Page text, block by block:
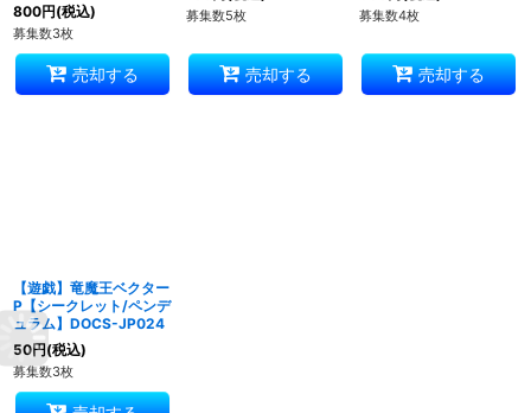
800円(税込)
募集数3枚
売却する
募集数5枚
売却する
募集数4枚
売却する
【遊戯】竜魔王ベクター
P【シークレット/ペンデ
ュラム】DOCS-JP024
50円(税込)
募集数3枚